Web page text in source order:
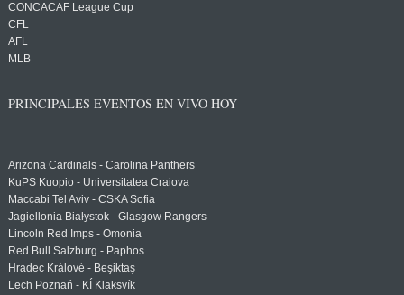
CONCACAF League Cup
CFL
AFL
MLB
PRINCIPALES EVENTOS EN VIVO HOY
Arizona Cardinals - Carolina Panthers
KuPS Kuopio - Universitatea Craiova
Maccabi Tel Aviv - CSKA Sofia
Jagiellonia Białystok - Glasgow Rangers
Lincoln Red Imps - Omonia
Red Bull Salzburg - Paphos
Hradec Králové - Beşiktaş
Lech Poznań - KÍ Klaksvík